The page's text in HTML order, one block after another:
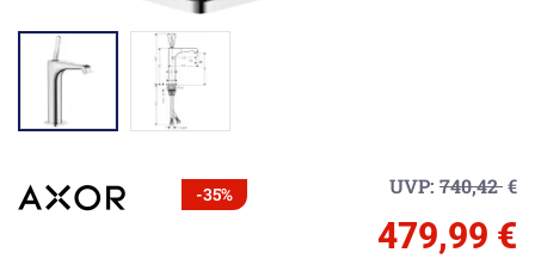
-35% UVP: 740,42€
479,99 €